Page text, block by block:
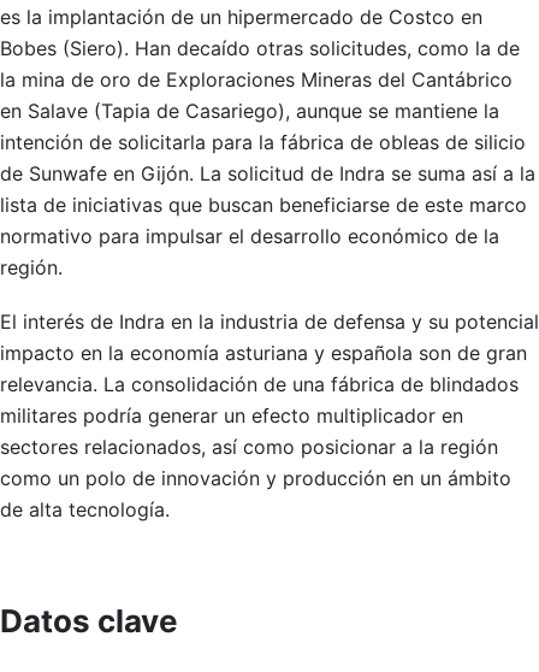
es la implantación de un hipermercado de Costco en
Bobes (Siero). Han decaído otras solicitudes, como la de
la mina de oro de Exploraciones Mineras del Cantábrico
en Salave (Tapia de Casariego), aunque se mantiene la
intención de solicitarla para la fábrica de obleas de silicio
de Sunwafe en Gijón. La solicitud de Indra se suma así a la
lista de iniciativas que buscan beneficiarse de este marco
normativo para impulsar el desarrollo económico de la
región.
El interés de Indra en la industria de defensa y su potencial
impacto en la economía asturiana y española son de gran
relevancia. La consolidación de una fábrica de blindados
militares podría generar un efecto multiplicador en
sectores relacionados, así como posicionar a la región
como un polo de innovación y producción en un ámbito
de alta tecnología.
Datos clave